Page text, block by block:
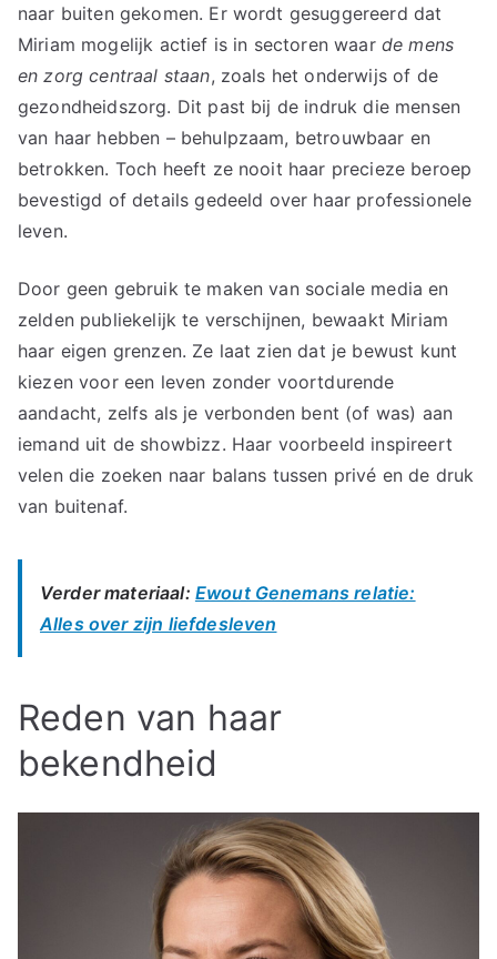
naar buiten gekomen. Er wordt gesuggereerd dat
Miriam mogelijk actief is in sectoren waar de mens
en zorg centraal staan, zoals het onderwijs of de
gezondheidszorg. Dit past bij de indruk die mensen
van haar hebben – behulpzaam, betrouwbaar en
betrokken. Toch heeft ze nooit haar precieze beroep
bevestigd of details gedeeld over haar professionele
leven.
Door geen gebruik te maken van sociale media en
zelden publiekelijk te verschijnen, bewaakt Miriam
haar eigen grenzen. Ze laat zien dat je bewust kunt
kiezen voor een leven zonder voortdurende
aandacht, zelfs als je verbonden bent (of was) aan
iemand uit de showbizz. Haar voorbeeld inspireert
velen die zoeken naar balans tussen privé en de druk
van buitenaf.
Verder materiaal: Ewout Genemans relatie:
Alles over zijn liefdesleven
Reden van haar
bekendheid